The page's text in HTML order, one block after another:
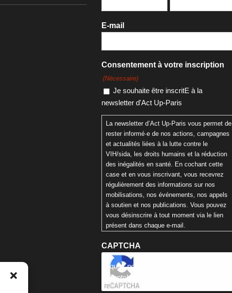
E-mail
Consentement à votre inscription
(Nécessaire)
Je souhaite être inscritE à la
newsletter d'Act Up-Paris
La newsletter d’Act Up-Paris vous permet de
rester informé·e de nos actions, campagnes
et actualités liées à la lutte contre le
VIH/sida, les droits humains et la réduction
des inégalités en santé. En cochant cette
case et en vous inscrivant, vous recevrez
régulièrement des informations sur nos
mobilisations, nos événements, nos appels
à soutien et nos publications. Vous pouvez
vous désinscrire à tout moment via le lien
présent dans chaque e-mail.
CAPTCHA
Cliquez pour accepter la validation
reCaptcha.